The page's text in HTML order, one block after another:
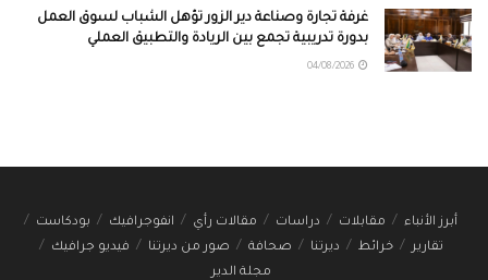
غرفة تجارة وصناعة دير الزور تؤهل الشباب لسوق العمل
بدورة تدريبية تجمع بين الريادة والتطبيق العملي
أبرز الأنباء مقابلات دراسات مقالات رأي انفوجرافيك
بودكاست
تقارير
خرائط ديرتنا صحافة صور من ديرتنا
فيديو جرافيك
مجلة الدير